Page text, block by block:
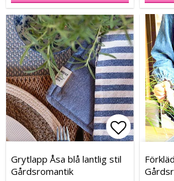
Lägg till
Lägg till
Grytlapp Åsa blå lantlig stil
Gårdsromantik